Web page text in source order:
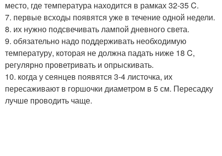
место, где температура находится в рамках 32-35 C.
7. первые всходы появятся уже в течение одной недели.
8. их нужно подсвечивать лампой дневного света.
9. обязательно надо поддерживать необходимую
температуру, которая не должна падать ниже 18 C,
регулярно проветривать и опрыскивать.
10. когда у сеянцев появятся 3-4 листочка, их
пересаживают в горшочки диаметром в 5 см. Пересадку
лучше проводить чаще.